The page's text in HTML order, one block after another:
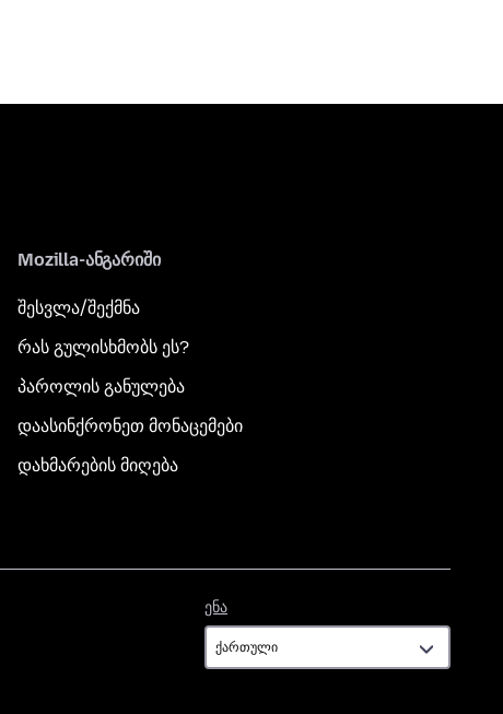
Mozilla-ანგარიში
შესვლა/შექმნა
რას გულისხმობს ეს?
პაროლის განულება
დაასინქრონეთ მონაცემები
დახმარების მიღება
ენა